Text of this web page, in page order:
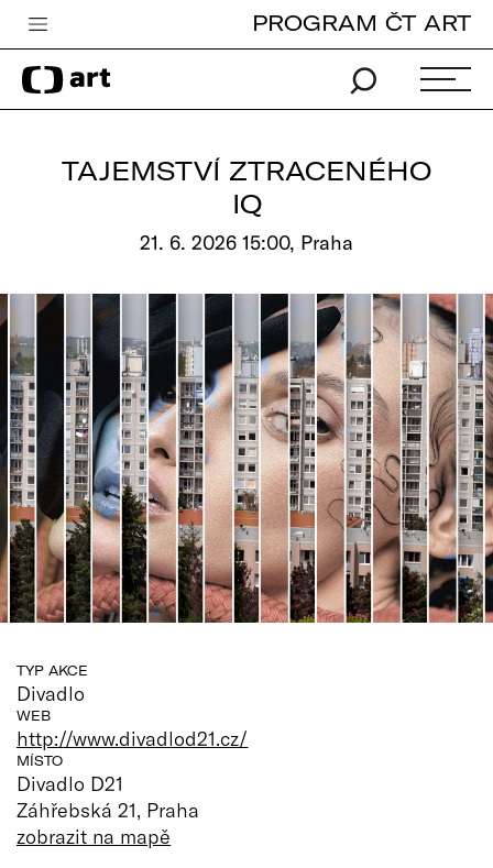
Česká televize
Zpravodajství
Vše o ČT
PROGRAM ČT ART
TAJEMSTVÍ ZTRACENÉHO
IQ
21. 6. 2026 15:00, Praha
TYP AKCE
Divadlo
WEB
http://www.divadlod21.cz/
MÍSTO
Divadlo D21
Záhřebská 21, Praha
zobrazit na mapě